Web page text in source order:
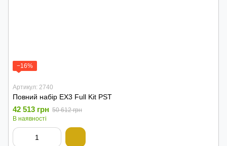
−16%
Артикул: 2740
Повний набір EX3 Full Kit PST
42 513 грн 50 612 грн
В наявності